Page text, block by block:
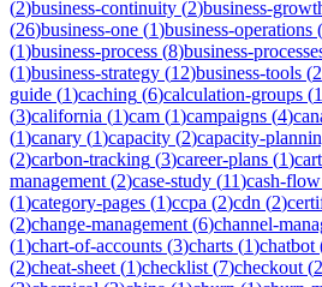
(2)business-continuity (2)business-
(26)business-one (1)business-operations (
(1)business-process (8)business-
(1)business-strategy (12)business-tools (2
guide (1)caching (6)calculation-groups (1
(3)california (1)cam (1)campaigns (4)
(1)canary (1)capacity (2)capacity-
(2)carbon-tracking (3)career-plans (1)
management (2)case-study (11)cash-flow
(1)category-pages (1)ccpa (2)cdn (2)
(2)change-management (6)channel-
(1)chart-of-accounts (3)charts (1)chatbot
(2)cheat-sheet (1)checklist (7)checkout (2